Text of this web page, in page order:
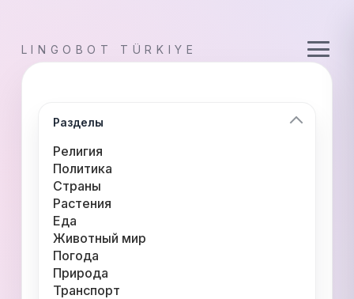
LINGOBOT TÜRKIYE
Разделы
Религия
Политика
Страны
Растения
Еда
Животный мир
Погода
Природа
Транспорт